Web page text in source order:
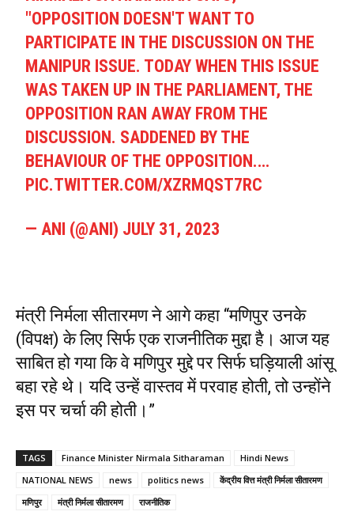
"OPPOSITION DOESN'T WANT TO
PARTICIPATE IN THE DISCUSSION ON THE
MANIPUR ISSUE. TODAY WHEN THIS ISSUE
WAS TAKEN UP IN THE PARLIAMENT, THE
OPPOSITION RAN AWAY FROM THE
DISCUSSION. SADDENED BY THE
BEHAVIOUR OF THE OPPOSITION.…
PIC.TWITTER.COM/XZRMQST7RC
— ANI (@ANI) JULY 31, 2023
मंत्री निर्मला सीतारमण ने आगे कहा “मणिपुर उनके
(विपक्ष) के लिए सिर्फ एक राजनीतिक मुद्दा है। आज यह
साबित हो गया कि वे मणिपुर मुद्दे पर सिर्फ घड़ियाली आंसू
बहा रहे थे। यदि उन्हें वास्तव में परवाह होती, तो उन्होंने
इस पर चर्चा की होती।”
TAGS Finance Minister Nirmala Sitharaman
Hindi News
NATIONAL NEWS
news politics news
केंद्रीय वित्त मंत्री निर्मला सीतारमण
मणिपुर
मंत्री निर्मला सीतारमण राजनीतिक